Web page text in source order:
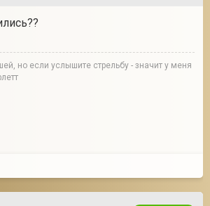
но если услышите стрельбу - значит у меня